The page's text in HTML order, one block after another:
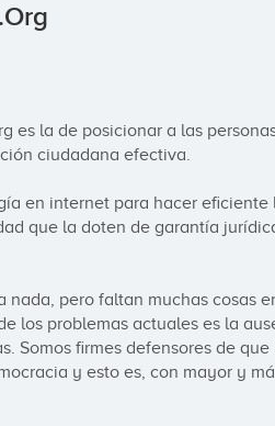
es la de posicionar a las
ciudadana efectiva.
en internet para hacer
que la doten de garantía
nada, pero faltan muchas cosas
los problemas actuales es la
Somos firmes defensores de
y esto es, con mayor y